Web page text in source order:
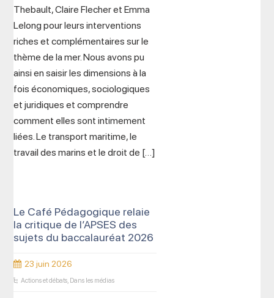
Thebault, Claire Flecher et Emma
Lelong pour leurs interventions
riches et complémentaires sur le
thème de la mer. Nous avons pu
ainsi en saisir les dimensions à la
fois économiques, sociologiques
et juridiques et comprendre
comment elles sont intimement
liées. Le transport maritime, le
travail des marins et le droit de […]
Le Café Pédagogique relaie
la critique de l’APSES des
sujets du baccalauréat 2026
23 juin 2026
Actions et débats, Dans les médias